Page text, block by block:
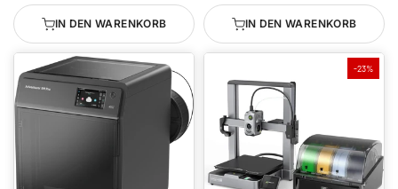
IN DEN WARENKORB IN DEN WARENKORB
-23%